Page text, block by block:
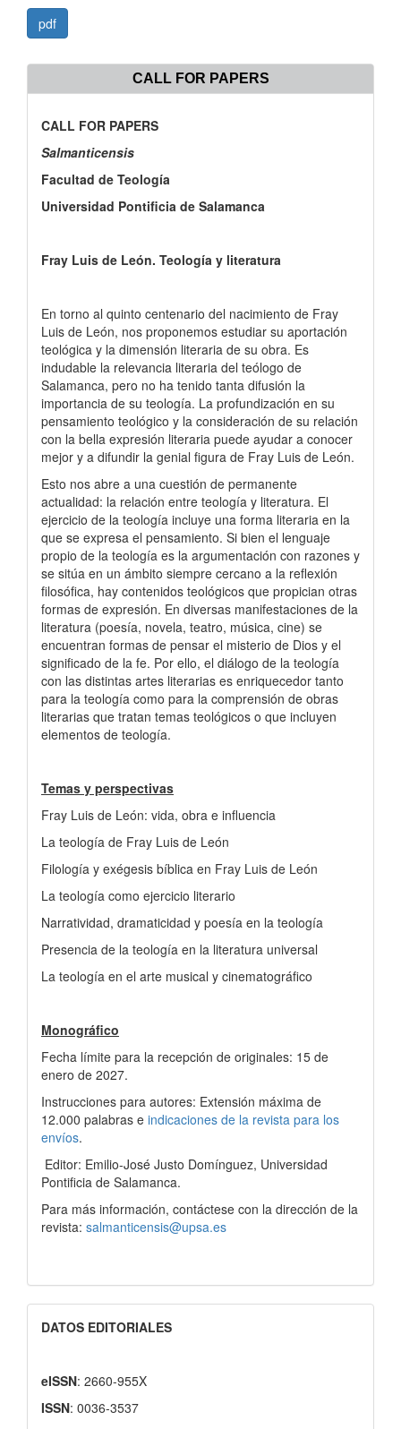
pdf
CALL FOR PAPERS
CALL FOR PAPERS
Salmanticensis
Facultad de Teología
Universidad Pontificia de Salamanca
Fray Luis de León. Teología y literatura
En torno al quinto centenario del nacimiento de Fray
Luis de León, nos proponemos estudiar su aportación
teológica y la dimensión literaria de su obra. Es
indudable la relevancia literaria del teólogo de
Salamanca, pero no ha tenido tanta difusión la
importancia de su teología. La profundización en su
pensamiento teológico y la consideración de su relación
con la bella expresión literaria puede ayudar a conocer
mejor y a difundir la genial figura de Fray Luis de León.
Esto nos abre a una cuestión de permanente
actualidad: la relación entre teología y literatura. El
ejercicio de la teología incluye una forma literaria en la
que se expresa el pensamiento. Si bien el lenguaje
propio de la teología es la argumentación con razones y
se sitúa en un ámbito siempre cercano a la reflexión
filosófica, hay contenidos teológicos que propician otras
formas de expresión. En diversas manifestaciones de la
literatura (poesía, novela, teatro, música, cine) se
encuentran formas de pensar el misterio de Dios y el
significado de la fe. Por ello, el diálogo de la teología
con las distintas artes literarias es enriquecedor tanto
para la teología como para la comprensión de obras
literarias que tratan temas teológicos o que incluyen
elementos de teología.
Temas y perspectivas
Fray Luis de León: vida, obra e influencia
La teología de Fray Luis de León
Filología y exégesis bíblica en Fray Luis de León
La teología como ejercicio literario
Narratividad, dramaticidad y poesía en la teología
Presencia de la teología en la literatura universal
La teología en el arte musical y cinematográfico
Monográfico
Fecha límite para la recepción de originales: 15 de
enero de 2027.
Instrucciones para autores: Extensión máxima de
12.000 palabras e indicaciones de la revista para los
envíos.
Editor: Emilio-José Justo Domínguez, Universidad
Pontificia de Salamanca.
Para más información, contáctese con la dirección de la
revista: salmanticensis@upsa.es
DATOS EDITORIALES
eISSN: 2660-955X
ISSN: 0036-3537